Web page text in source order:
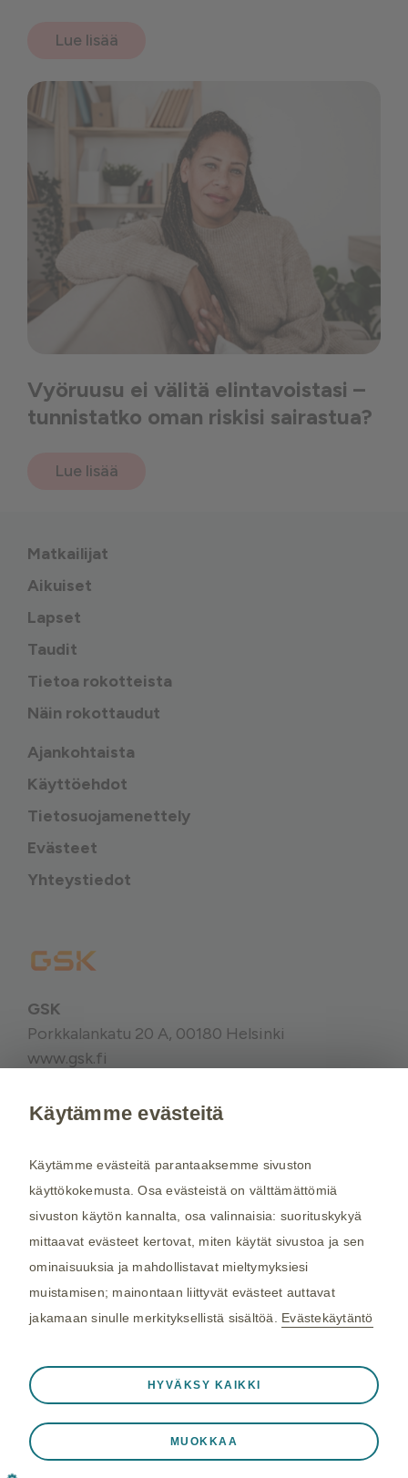
Lue lisää
Vyöruusu ei välitä elintavoistasi –
tunnistatko oman riskisi sairastua?
Lue lisää
Matkailijat
Aikuiset
Lapset
Taudit
Tietoa rokotteista
Näin rokottaudut
Ajankohtaista
Käyttöehdot
Tietosuojamenettely
Evästeet
Yhteystiedot
GSK
Porkkalankatu 20 A, 00180 Helsinki
www.gsk.fi
ammattilaiselta. Rokotussuositukset perustuvat
THL:nsuosituksiin. Maakohtaiset
rokotussuositukset perustuvatMatkailijan
terveysoppaaseen, jota toimittaa Kustannus Oy
Duodecim (aiemmin THL). Tarkistamme
maakohtaiset rokotesuositukset kahdesti
vuodessa.
04/2024, NP-FI-TVX-WCNT-210005
Viimeisin päivitys 25.03.2025
Käytämme evästeitä
Käytämme evästeitä parantaaksemme sivuston
käyttökokemusta. Osa evästeistä on välttämättömiä
sivuston käytön kannalta, osa valinnaisia: suorituskykyä
mittaavat evästeet kertovat, miten käytät sivustoa ja sen
ominaisuuksia ja mahdollistavat mieltymyksiesi
muistamisen; mainontaan liittyvät evästeet auttavat
jakamaan sinulle merkityksellistä sisältöä. Evästekäytäntö
Välttämättömät evästeet ❮
kuten istuntotietojen tallennukseen vierailun
aikana, eväste- ja tag-asetusten hallintaan
MUOKKAA
HYVÄKSY KAIKKI